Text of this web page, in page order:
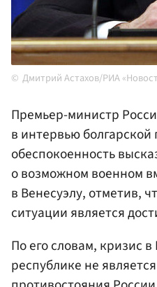
Дмитрий Астахов/РИА
Премьер-министр
в интервью болгарской
обеспокоенность
о возможном военном
в Венесуэлу, отметив,
ситуации является
По его словам, кризис
республике не